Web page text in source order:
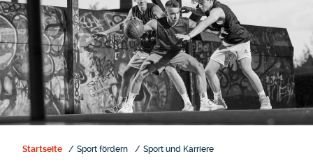
Startseite Sport fördern Sport und Karriere